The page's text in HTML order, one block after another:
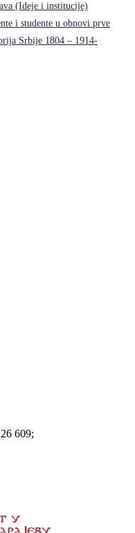
(Ideje i institucije)
i studente u obnovi prve
Srbije 1804 – 1914-
609;